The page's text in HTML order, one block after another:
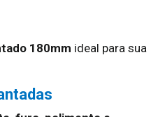
180mm ideal para sua